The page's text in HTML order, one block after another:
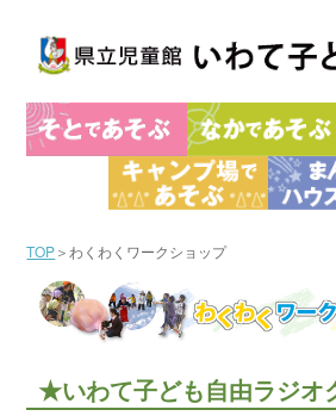
TOP＞わくわくワークショップ
★いわて子ども自由ラジオ